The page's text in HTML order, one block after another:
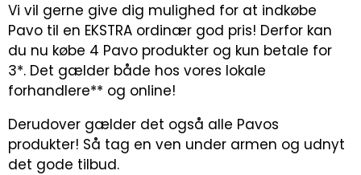
Vi vil gerne give dig mulighed for at indkøbe
Pavo til en EKSTRA ordinær god pris! Derfor kan
du nu købe 4 Pavo produkter og kun betale for
3*. Det gælder både hos vores lokale
forhandlere** og online!
Derudover gælder det også alle Pavos
produkter! Så tag en ven under armen og udnyt
det gode tilbud.